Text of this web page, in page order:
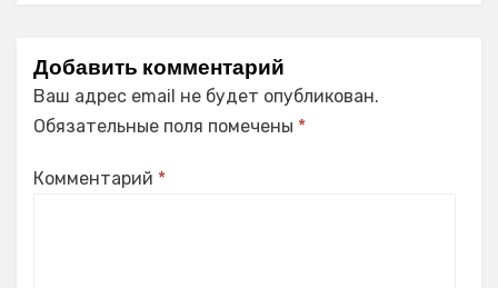
Добавить комментарий
Ваш адрес email не будет опубликован.
Обязательные поля помечены *
Комментарий *